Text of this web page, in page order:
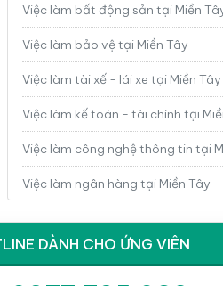
Việc làm bất động sản tại Miền
Việc làm bảo vệ tại Miền Tây
Việc làm tài xế - lái xe tại Miền Tây
Việc làm kế toán - tài chính tại
Việc làm công nghệ thông tin tại
Việc làm ngân hàng tại Miền Tây
Việc làm du lịch - nhà hàng tại
Việc làm diện tử - điện lạnh tại Miền
DÀNH CHO ỨNG VIÊN